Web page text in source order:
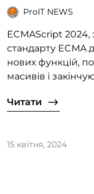
ProIT NEWS
ECMAScript
стандарту ECMA
нових функцій,
масивів і
Читати
15 квітня, 2024